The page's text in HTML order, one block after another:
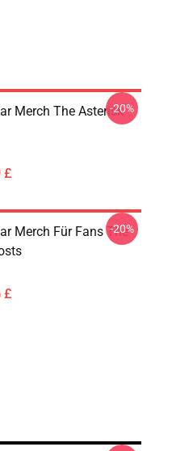
Merch The Asterisk
£
-20%
Merch Für Fans The
£
-20%